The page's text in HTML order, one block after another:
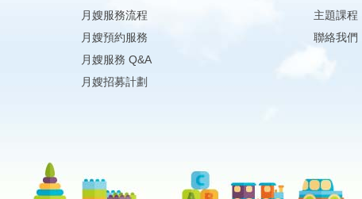
月嫂服務流程
月嫂預約服務
月嫂服務 Q&A
月嫂招募計劃
主題課程
聯絡我們